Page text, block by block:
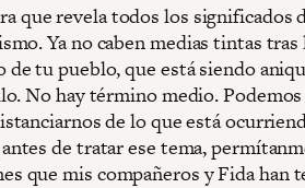
que revela todos los significados
Ya no caben medias tintas tras
de tu pueblo, que está siendo
No hay término medio.
de lo que está
de tratar ese tema,
que mis compañeros y Fida han